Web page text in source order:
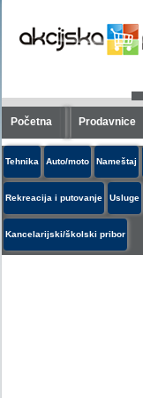
Početna Prodavnice
Tehnika Auto/moto Nameštaj
Rekreacija i putovanje Usluge
Kancelarijski/školski pribor